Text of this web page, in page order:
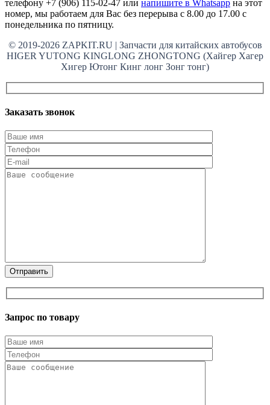
телефону +7 (906) 115-02-47 или напишите в Whatsapp на этот
номер, мы работаем для Вас без перерыва с 8.00 до 17.00 с
понедельника по пятницу.
© 2019-2026 ZAPKIT.RU | Запчасти для китайских автобусов
HIGER YUTONG KINGLONG ZHONGTONG (Хайгер Хагер
Хигер Ютонг Кинг лонг Зонг тонг)
Заказать звонок
Запрос по товару